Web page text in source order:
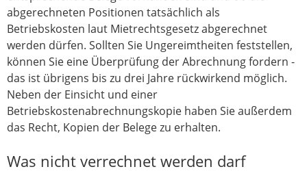
abgerechneten Positionen tatsächlich als
Betriebskosten laut Mietrechtsgesetz abgerechnet
werden dürfen. Sollten Sie Ungereimtheiten feststellen,
können Sie eine Überprüfung der Abrechnung fordern -
das ist übrigens bis zu drei Jahre rückwirkend möglich.
Neben der Einsicht und einer
Betriebskostenabrechnungskopie haben Sie außerdem
das Recht, Kopien der Belege zu erhalten.
Was nicht verrechnet werden darf